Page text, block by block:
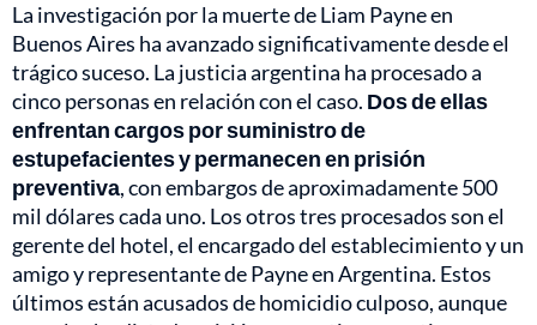
La investigación por la muerte de Liam Payne en
Buenos Aires ha avanzado significativamente desde el
trágico suceso. La justicia argentina ha procesado a
cinco personas en relación con el caso. Dos de ellas
enfrentan cargos por suministro de
estupefacientes y permanecen en prisión
preventiva, con embargos de aproximadamente 500
mil dólares cada uno. Los otros tres procesados son el
gerente del hotel, el encargado del establecimiento y un
amigo y representante de Payne en Argentina. Estos
últimos están acusados de homicidio culposo, aunque